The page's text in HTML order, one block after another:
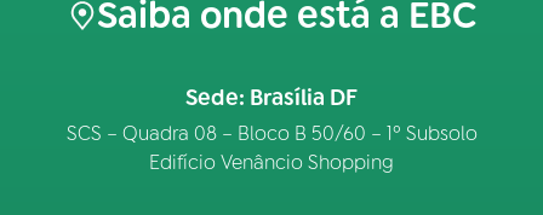
Saiba onde está a EBC
Sede: Brasília DF
SCS – Quadra 08 – Bloco B 50/60 – 1º Subsolo
Edifício Venâncio Shopping